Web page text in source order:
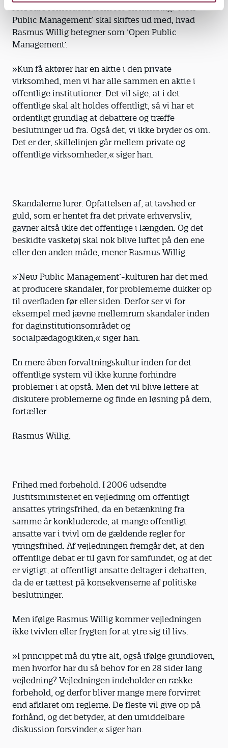
forbedre forholdene frem for en hindring. ’New
Public Management’ skal skiftes ud med, hvad
Rasmus Willig betegner som ’Open Public
Management’.
»Kun få aktører har en aktie i den private
virksomhed, men vi har alle sammen en aktie i
offentlige institutioner. Det vil sige, at i det
offentlige skal alt holdes offentligt, så vi har et
ordentligt grundlag at debattere og træffe
beslutninger ud fra. Også det, vi ikke bryder os om.
Det er der, skillelinjen går mellem private og
offentlige virksomheder,« siger han.
Skandalerne lurer. Opfattelsen af, at tavshed er
guld, som er hentet fra det private erhvervsliv,
gavner altså ikke det offentlige i længden. Og det
beskidte vasketøj skal nok blive luftet på den ene
eller den anden måde, mener Rasmus Willig.
»’New Public Management’-kulturen har det med
at producere skandaler, for problemerne dukker op
til overfladen før eller siden. Derfor ser vi for
eksempel med jævne mellemrum skandaler inden
for daginstitutionsområdet og
socialpædagogikken,« siger han.
En mere åben forvaltningskultur inden for det
offentlige system vil ikke kunne forhindre
problemer i at opstå. Men det vil blive lettere at
diskutere problemerne og finde en løsning på dem,
fortæller
Rasmus Willig.
Frihed med forbehold. I 2006 udsendte
Justitsministeriet en vejledning om offentligt
ansattes ytringsfrihed, da en betænkning fra
samme år konkluderede, at mange offentligt
ansatte var i tvivl om de gældende regler for
ytringsfrihed. Af vejledningen fremgår det, at den
offentlige debat er til gavn for samfundet, og at det
er vigtigt, at offentligt ansatte deltager i debatten,
da de er tættest på konsekvenserne af politiske
beslutninger.
Men ifølge Rasmus Willig kommer vejledningen
ikke tvivlen eller frygten for at ytre sig til livs.
»I princippet må du ytre alt, også ifølge grundloven,
men hvorfor har du så behov for en 28 sider lang
vejledning? Vejledningen indeholder en række
forbehold, og derfor bliver mange mere forvirret
end afklaret om reglerne. De fleste vil give op på
forhånd, og det betyder, at den umiddelbare
diskussion forsvinder,« siger han.